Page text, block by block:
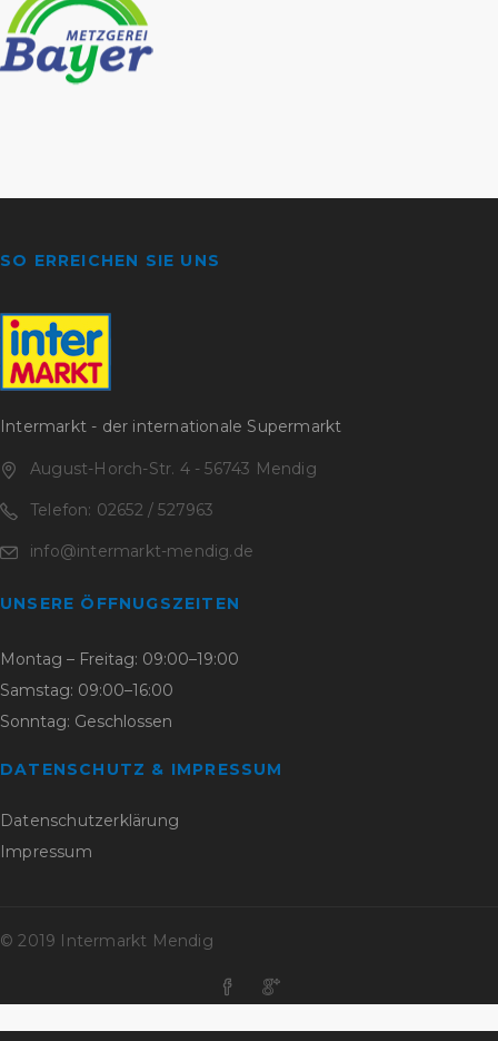
SO ERREICHEN SIE UNS
Intermarkt - der internationale Supermarkt
August-Horch-Str. 4 - 56743 Mendig
Telefon: 02652 / 527963
info@intermarkt-mendig.de
UNSERE ÖFFNUGSZEITEN
Montag – Freitag: 09:00–19:00
Samstag: 09:00–16:00
Sonntag: Geschlossen
DATENSCHUTZ & IMPRESSUM
Datenschutzerklärung
Impressum
© 2019 Intermarkt Mendig